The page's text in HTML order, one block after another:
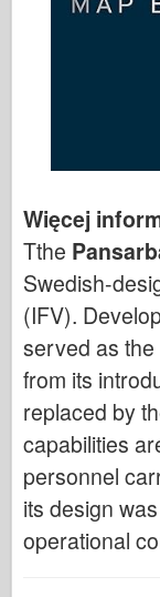
Więcej
Tthe
Swedish-
(IFV).
served as the
from its
replaced by
capabilities
personnel
its design
operational